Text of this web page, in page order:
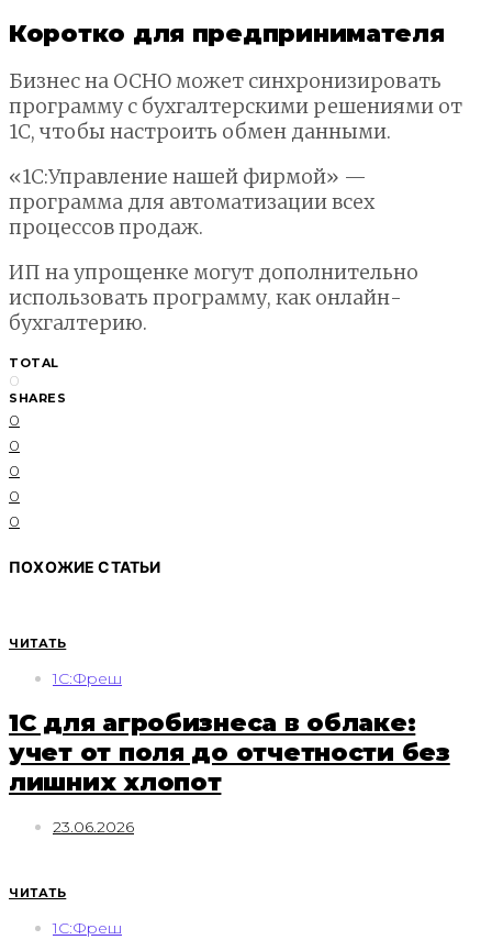
Коротко для предпринимателя
Бизнес на ОСНО может синхронизировать
программу с бухгалтерскими решениями от
1С, чтобы настроить обмен данными.
«1С:Управление нашей фирмой» —
программа для автоматизации всех
процессов продаж.
ИП на упрощенке могут дополнительно
использовать программу, как онлайн-
бухгалтерию.
TOTAL
0
SHARES
0
0
0
0
0
ПОХОЖИЕ СТАТЬИ
ЧИТАТЬ
1С:Фреш
1С для агробизнеса в облаке:
учет от поля до отчетности без
лишних хлопот
23.06.2026
ЧИТАТЬ
1С:Фреш